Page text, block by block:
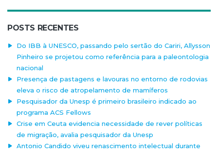
POSTS RECENTES
Do IBB à UNESCO, passando pelo sertão do Cariri, Allysson
Pinheiro se projetou como referência para a paleontologia
nacional
Presença de pastagens e lavouras no entorno de rodovias
eleva o risco de atropelamento de mamíferos
Pesquisador da Unesp é primeiro brasileiro indicado ao
programa ACS Fellows
Crise em Ceuta evidencia necessidade de rever políticas
de migração, avalia pesquisador da Unesp
Antonio Candido viveu renascimento intelectual durante